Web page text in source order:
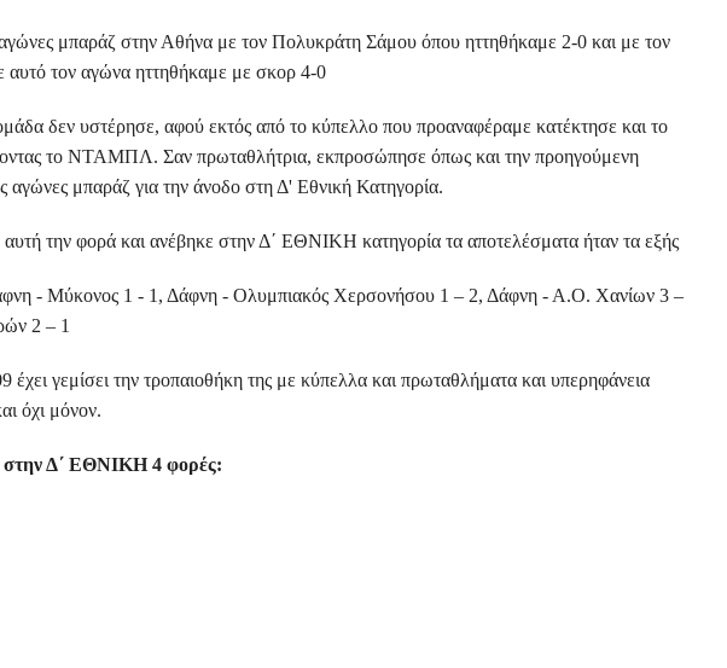
αγώνες μπαράζ στην Αθήνα με τον Πολυκράτη Σάμου όπου ηττηθήκαμε 2-0 και με τον
αυτό τον αγώνα ηττηθήκαμε με σκορ 4-0
δεν υστέρησε, αφού εκτός από το κύπελλο που προαναφέραμε κατέκτησε και το
το ΝΤΑΜΠΛ. Σαν πρωταθλήτρια, εκπροσώπησε όπως και την προηγούμενη
αγώνες μπαράζ για την άνοδο στη Δ' Εθνική Κατηγορία.
την φορά και ανέβηκε στην Δ΄ ΕΘΝΙΚΗ κατηγορία τα αποτελέσματα ήταν τα εξής
- Μύκονος 1 - 1, Δάφνη - Ολυμπιακός Χερσονήσου 1 – 2, Δάφνη - Α.Ο. Χανίων 3 –
2 – 1
έχει γεμίσει την τροπαιοθήκη της με κύπελλα και πρωταθλήματα και υπερηφάνεια
όχι μόνον.
Δ΄ ΕΘΝΙΚΗ 4 φορές: